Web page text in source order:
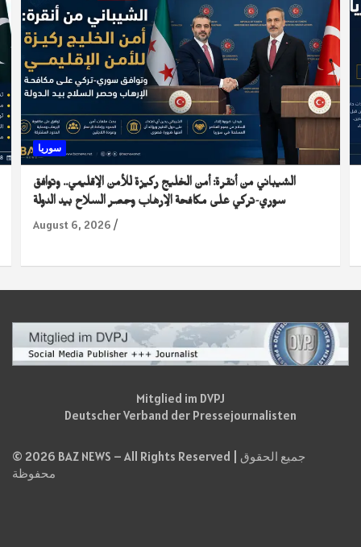
سوريا
الشيباني من أنقرة: أمن الخليج ركيزة للأمن الإقليمي.. وتوافق
سوري-تركي على مكافحة الإرهاب وحصر السلاح بيد الدولة
August 6, 2026
Mitglied im DVPJ
Deutscher Verband der Pressejournalisten
© 2026 BAZ NEWS – All Rights Reserved | جميع الحقوق
محفوظة